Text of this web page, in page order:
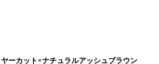
ーカット×ナチュラルアッシュブラウン